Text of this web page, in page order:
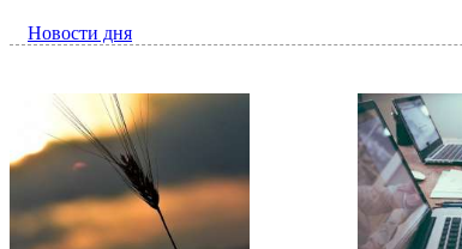
Новости дня